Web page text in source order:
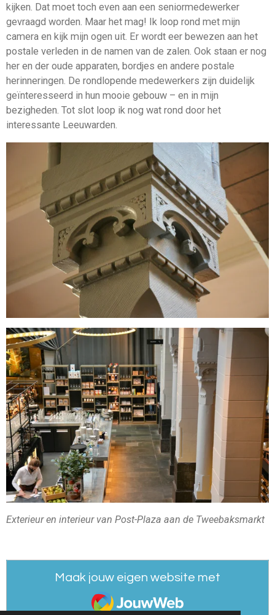
kijken. Dat moet toch even aan een seniormedewerker
gevraagd worden. Maar het mag! Ik loop rond met mijn
camera en kijk mijn ogen uit. Er wordt eer bewezen aan het
postale verleden in de namen van de zalen. Ook staan er nog
her en der oude apparaten, bordjes en andere postale
herinneringen. De rondlopende medewerkers zijn duidelijk
geïnteresseerd in hun mooie gebouw – en in mijn
bezigheden. Tot slot loop ik nog wat rond door het
interessante Leeuwarden.
Exterieur en interieur van Post-Plaza aan de Tweebaksmarkt
Maak jouw eigen website met
JouwWeb